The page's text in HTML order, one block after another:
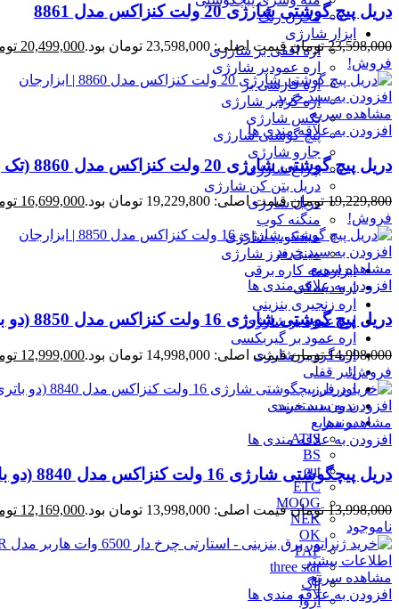
مخزن رنگ
ابزار شارژی
اره افقی بر شارژی
اره عمودبر شارژی
اره فارسی بر
اره گردبر شارژی
بکس شارژی
پیچ گوشتی شارژی
جارو شارژی
چراغ شارژی
دریل بتن کن شارژی
دریل شارژی
منگنه کوب
میخکوب شارژی
مینی فرز شارژی
ابزارهمه کاره برقی
اره دیسکی
اره زنجیری بنزینی
اره عمود بر شارژی
اره عمود بر گیربکسی
اره گرد بر شارژی
انبر قفلی
اور فرز
بدون دسته‌بندی
برندها
ATIS
BS
cut
ETC
MOOG
NEK
OK
PAP
three star
آاگ
آروا
دریل پیچ گوشتی شارژی 20 ولت کنزاکس مدل 8861
23,598,000 تومان قیمت اصلی: 23,598,000 تومان بود. 20,499,000
فروش!
افزودن به سبد خرید
مشاهده سریع
افزودن به علاقه مندی ها
دریل پیچ گوشتی شارژی 20 ولت کنزاکس مدل 8860 (تک باتری)
19,229,800 تومان قیمت اصلی: 19,229,800 تومان بود. 16,699,000
فروش!
افزودن به سبد خرید
مشاهده سریع
افزودن به علاقه مندی ها
دریل پیچ گوشتی شارژی 16 ولت کنزاکس مدل 8850 (دو باتری)
14,998,000 تومان قیمت اصلی: 14,998,000 تومان بود. 12,999,000
فروش!
افزودن به سبد خرید
مشاهده سریع
افزودن به علاقه مندی ها
دریل پیچگوشتی شارژی 16 ولت کنزاکس مدل 8840 (دو باتری)
13,998,000 تومان قیمت اصلی: 13,998,000 تومان بود. 12,169,000
ناموجود
اطلاعات بیشتر
مشاهده سریع
افزودن به علاقه مندی ها